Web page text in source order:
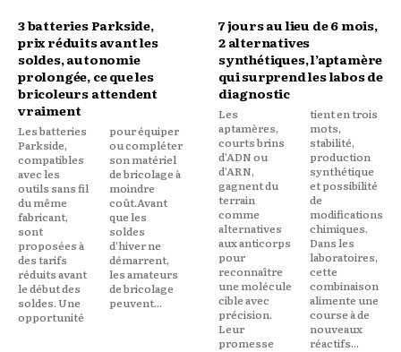
3 batteries Parkside,
prix réduits avant les
soldes, autonomie
prolongée, ce que les
bricoleurs attendent
vraiment
Les batteries
Parkside,
compatibles
avec les
outils sans fil
du même
fabricant,
sont
proposées à
des tarifs
réduits avant
le début des
soldes. Une
opportunité
pour équiper
ou compléter
son matériel
de bricolage à
moindre
coût.Avant
que les
soldes
d'hiver ne
démarrent,
les amateurs
de bricolage
peuvent...
7 jours au lieu de 6 mois,
2 alternatives
synthétiques, l’aptamère
qui surprend les labos de
diagnostic
Les
aptamères,
courts brins
d'ADN ou
d'ARN,
gagnent du
terrain
comme
alternatives
aux anticorps
pour
reconnaître
une molécule
cible avec
précision.
Leur
promesse
tient en trois
mots,
stabilité,
production
synthétique
et possibilité
de
modifications
chimiques.
Dans les
laboratoires,
cette
combinaison
alimente une
course à de
nouveaux
réactifs...